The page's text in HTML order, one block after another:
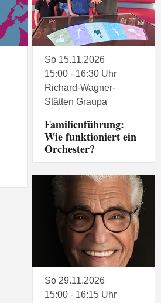
So 15.11.2026
15:00 - 16:30 Uhr
Richard-Wagner-
Stätten Graupa
Familienführung:
Wie funktioniert ein
Orchester?
So 29.11.2026
15:00 - 16:15 Uhr